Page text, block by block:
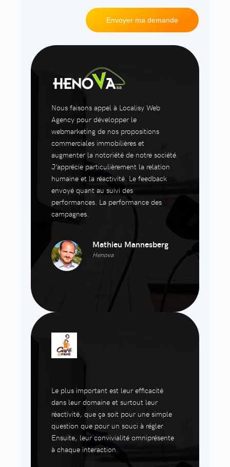
Nous faisons appel à Localisy Web
Agency pour développer le
webmarketing de nos propositions
commerciales immobilières et
augmenter la notoriété de notre société.
J’apprécie particulièrement la relation
humaine et la réactivité. Le feedback
envoyé quant au suivi des
performances. La performance des
campagnes.
Mathieu Mannesberg
Henova
Le plus important est leur efficacité
dans leur domaine et surtout leur
réactivité, que ça soit pour une simple
question que pour un souci à régler.
Ensuite, leur convivialité omniprésente
à chaque interaction.